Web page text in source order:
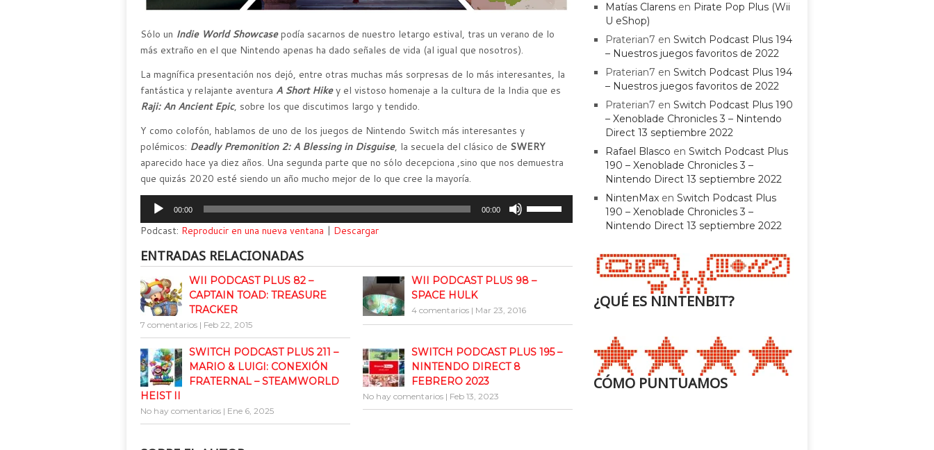
Sólo un Indie World Showcasepodía sacarnos de nuestro letargo estival, tras un verano de lo
más extraño en el que Nintendo apenas ha dado señales de vida (al igual que nosotros).
La magnífica presentación nos dejó, entre otras muchas más sorpresas de lo más interesantes, la
fantástica y relajante aventura A Short Hikey el vistoso homenaje a la cultura de la India que es
Raji: An Ancient Epic, sobre los que discutimos largo y tendido.
Y como colofón, hablamos de uno de los juegos de Nintendo Switch más interesantes y
polémicos: Deadly Premonition 2: A Blessing in Disguise, la secuela del clásico de SWERY
aparecido hace ya diez años. Una segunda parte que no sólo decepciona ,sino que nos demuestra
que quizás 2020 esté siendo un año mucho mejor de lo que cree la mayoría.
Reproductor
audio
00:00 00:00
flecha
arriba/abajo
disminuir
Podcast: Reproducir en una nueva ventana | Descargar
ENTRADAS RELACIONADAS
WII PODCAST PLUS 82 –
CAPTAIN TOAD: TREASURE
TRACKER
7 comentarios | Feb 22, 2015
WII PODCAST PLUS 98 –
SPACE HULK
4 comentarios | Mar 23, 2016
SWITCH PODCAST PLUS 211 –
MARIO & LUIGI: CONEXIÓN
FRATERNAL – STEAMWORLD
HEIST II
No hay comentarios | Ene 6, 2025
SWITCH PODCAST PLUS 195 –
NINTENDO DIRECT 8
FEBRERO 2023
No hay comentarios | Feb 13, 2023
Matías Clarens en Pirate Pop Plus (Wii
U eShop)
Praterian7 enSwitch Podcast Plus 194
– Nuestros juegos favoritos de 2022
Praterian7 enSwitch Podcast Plus 194
– Nuestros juegos favoritos de 2022
Praterian7 enSwitch Podcast Plus 190
– Xenoblade Chronicles 3 – Nintendo
Direct 13 septiembre 2022
Rafael Blasco enSwitch Podcast Plus
190 – Xenoblade Chronicles 3 –
Nintendo Direct 13 septiembre 2022
NintenMax enSwitch Podcast Plus
190 – Xenoblade Chronicles 3 –
Nintendo Direct 13 septiembre 2022
¿QUÉ ES NINTENBIT?
CÓMO PUNTUAMOS